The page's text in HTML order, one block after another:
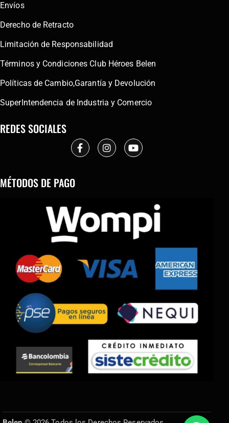
Envíos
Derecho de Retracto
Limitación de Responsabilidad
Términos y Condiciones Club Héroes Belen
Políticas de Cambio,Garantía y Devolución
SuperIntendencia de Industria y Comercio
REDES SOCIALES
MÉTODOS DE PAGO